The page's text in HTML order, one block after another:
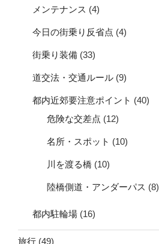
メンテナンス (4)
今日の街乗り反省点 (4)
街乗り装備 (33)
道交法・交通ルール (9)
都内近郊要注意ポイント (40)
危険な交差点 (12)
名所・スポット (10)
川を渡る橋 (10)
陸橋側道・アンダーパス (8)
都内駐輪場 (16)
旅行 (49)